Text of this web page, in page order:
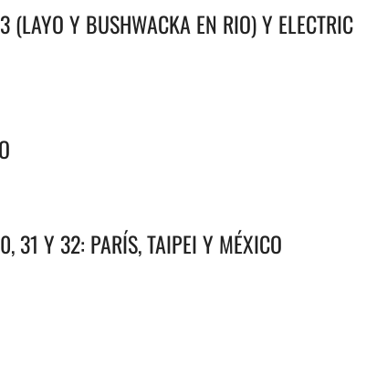
(LAYO Y BUSHWACKA EN RIO) Y ELECTRIC
31 Y 32: PARÍS, TAIPEI Y MÉXICO